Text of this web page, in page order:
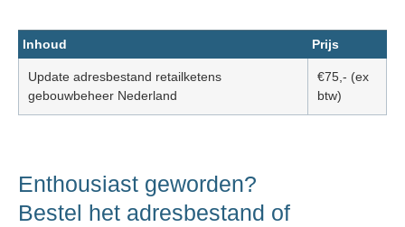
Inhoud Prijs
Update adresbestand retailketens
gebouwbeheer Nederland
€75,- (ex
btw)
Enthousiast geworden?
Bestel het adresbestand of